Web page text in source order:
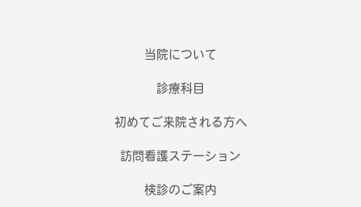
当院について
診療科目
初めてご来院される方へ
訪問看護ステーション
検診のご案内